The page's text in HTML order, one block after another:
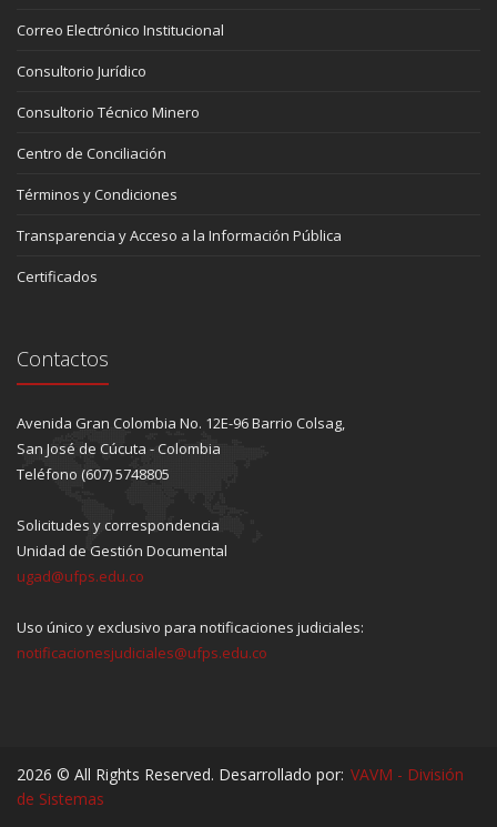
Correo Electrónico Institucional
Consultorio Jurídico
Consultorio Técnico Minero
Centro de Conciliación
Términos y Condiciones
Transparencia y Acceso a la Información Pública
Certificados
Contactos
Avenida Gran Colombia No. 12E-96 Barrio Colsag,
San José de Cúcuta - Colombia
Teléfono (607) 5748805
Solicitudes y correspondencia
Unidad de Gestión Documental
ugad@ufps.edu.co
Uso único y exclusivo para notificaciones judiciales:
notificacionesjudiciales@ufps.edu.co
2026 © All Rights Reserved. Desarrollado por: VAVM - División
de Sistemas